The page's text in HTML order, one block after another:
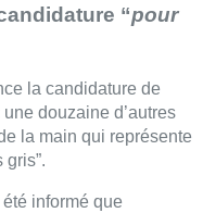
“pour
la candidature de
douzaine d’autres
la main qui représente
gris”.
été informé que